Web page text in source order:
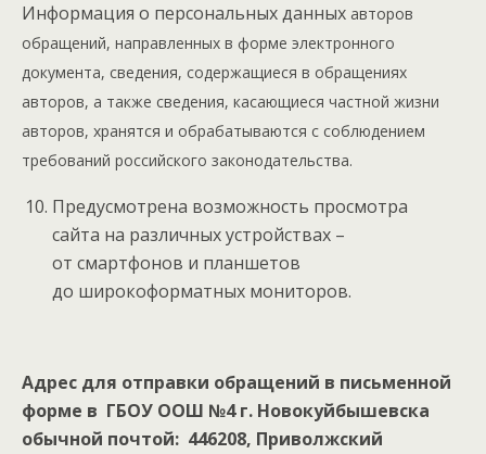
Информация о персональных данных авторов
обращений, направленных в форме электронного
документа, сведения, содержащиеся в обращениях
авторов, а также сведения, касающиеся частной жизни
авторов, хранятся и обрабатываются с соблюдением
требований российского законодательства.
Предусмотрена возможность просмотра
сайта на различных устройствах –
от смартфонов и планшетов
до широкоформатных мониторов.
Адрес для отправки обращений в письменной
форме в ГБОУ ООШ №4 г. Новокуйбышевска
обычной почтой: 446208, Приволжский